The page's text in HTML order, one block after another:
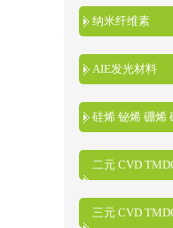
纳米纤维素
AIE发光材料
硅烯 铋烯 硼烯
二元 CVD
液
三元 CVD